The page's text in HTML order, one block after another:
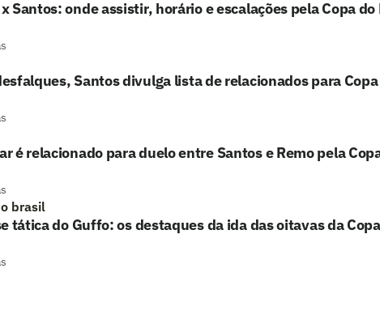
Santos: onde assistir, horário e escalações pela Copa do
Santos divulga lista de relacionados para
é relacionado para duelo entre Santos e Remo pela
brasil
tática do Guffo: os destaques da ida das oitavas da